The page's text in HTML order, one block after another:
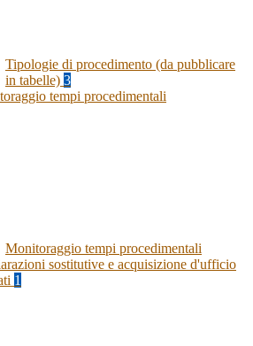
Tipologie di procedimento (da pubblicare
in tabelle) 3
tempi procedimentali
Monitoraggio tempi procedimentali
sostitutive e acquisizione d'ufficio
1